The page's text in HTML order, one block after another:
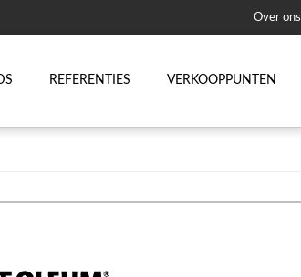
Over ons
REFERENTIES VERKOOPPUNTEN